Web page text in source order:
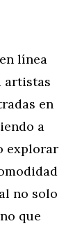
línea
artistas
en
a
explorar
no solo
que